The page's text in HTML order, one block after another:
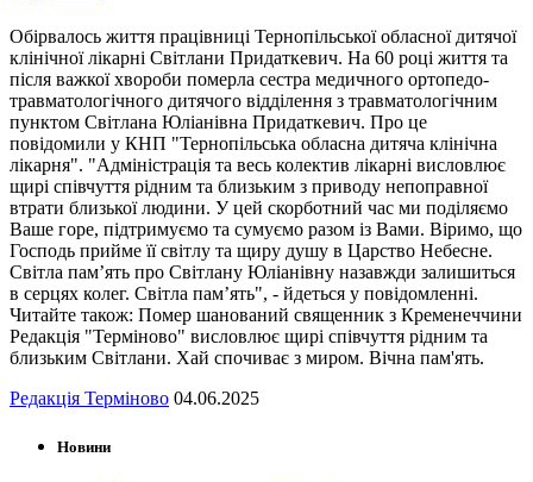
Обірвалось життя працівниці Тернопільської обласної дитячої
клінічної лікарні Світлани Придаткевич. На 60 році життя та
після важкої хвороби померла сестра медичного ортопедо-
травматологічного дитячого відділення з травматологічним
пунктом Світлана Юліанівна Придаткевич. Про це
повідомили у КНП "Тернопільська обласна дитяча клінічна
лікарня". "Адміністрація та весь колектив лікарні висловлює
щирі співчуття рідним та близьким з приводу непоправної
втрати близької людини. У цей скорботний час ми поділяємо
Ваше горе, підтримуємо та сумуємо разом із Вами. Віримо, що
Господь прийме її світлу та щиру душу в Царство Небесне.
Світла пам’ять про Світлану Юліанівну назавжди залишиться
в серцях колег. Світла пам’ять", - йдеться у повідомленні.
Читайте також: Помер шанований священник з Кременеччини
Редакція "Терміново" висловлює щирі співчуття рідним та
близьким Світлани. Хай спочиває з миром. Вічна пам'ять.
Редакція Терміново 04.06.2025
Новини